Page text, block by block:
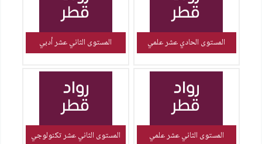
المستوى الحادي عشر علمي المستوى الثاني عشر أدبي
المستوى الثاني عشر علمي المستوى الثاني عشر تكنولوجي